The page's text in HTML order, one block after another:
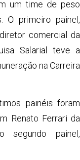
um time de peso
O primeiro painel,
comercial da
Salarial teve a
na Carreira
painéis foram
Renato Ferrari da
segundo painel,